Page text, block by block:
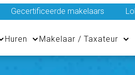
Gecertificeerde makelaars
Huren Makelaar / Taxateur